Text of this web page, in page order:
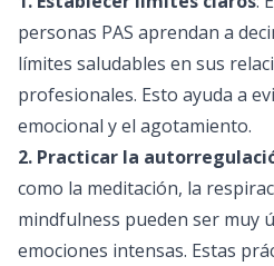
personas PAS aprendan a
límites saludables en sus
profesionales. Esto ayuda a
emocional y el agotamiento.
2. Practicar la
como la meditación, la
mindfulness pueden ser muy
emociones intensas. Estas